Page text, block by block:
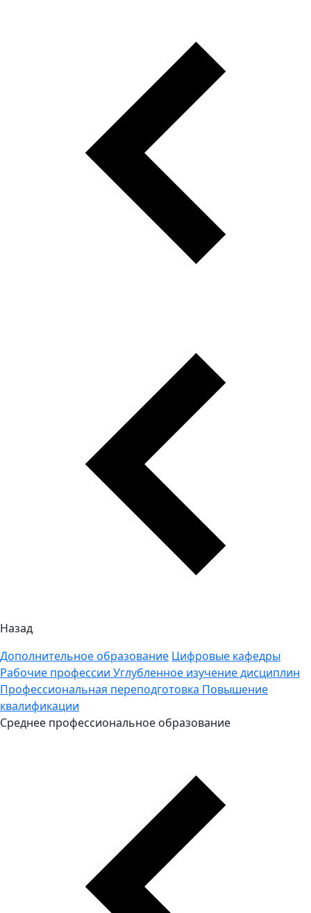
Назад
Дополнительное образование Цифровые кафедры
Рабочие профессии Углубленное изучение дисциплин
Профессиональная переподготовка Повышение
квалификации
Среднее профессиональное образование